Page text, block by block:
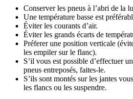
Conserver les pneus à l’abri de la
Une température basse est
Éviter les courants d’air.
Éviter les grands écarts de
Préferer une position verticale
les empiler sur le flanc).
S’il vous est possible d’effectuer
pneus entreposés, faites-le.
S’ils sont montés sur les jantes
les flancs ou les suspendre.